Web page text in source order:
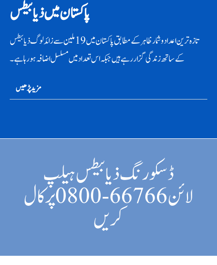
پاکستان میں ذیابیطس
تازہ ترین اعداد و شمار ظاہر کے مطابق پاکستان میں 19 ملین سے زائد لوگ ذیابیطس
کے ساتھ زندگی گزار رہے ہیں جبکہ اس تعداد میں مسلسل اضافہ ہورہا ہے۔
مزید پڑھیں
ڈسکورنگ ذیابیطس ہیلپ
لائن66766-0800 پر کال
کریں